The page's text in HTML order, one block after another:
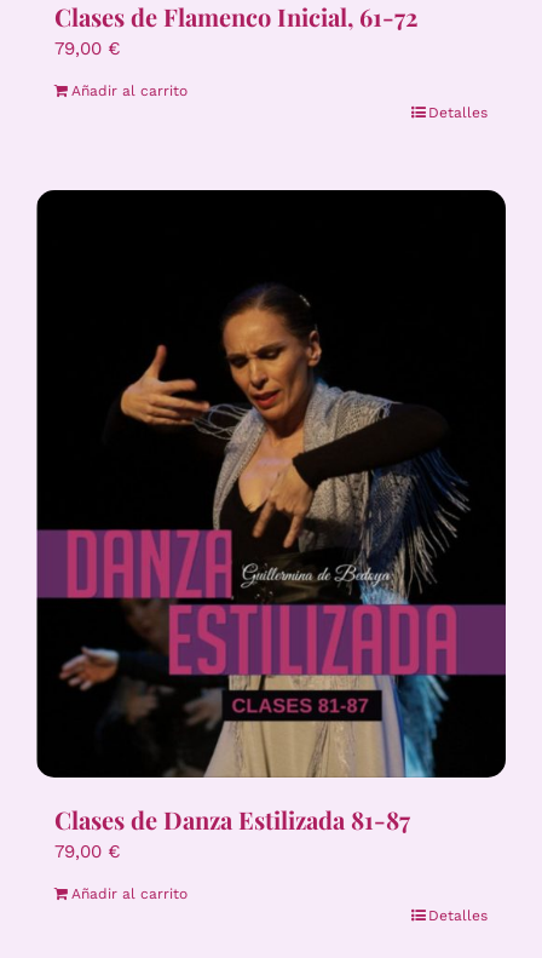
Clases de Flamenco Inicial, 61-72
79,00 €
Añadir al carrito
Detalles
Clases de Danza Estilizada 81-87
79,00 €
Añadir al carrito
Detalles